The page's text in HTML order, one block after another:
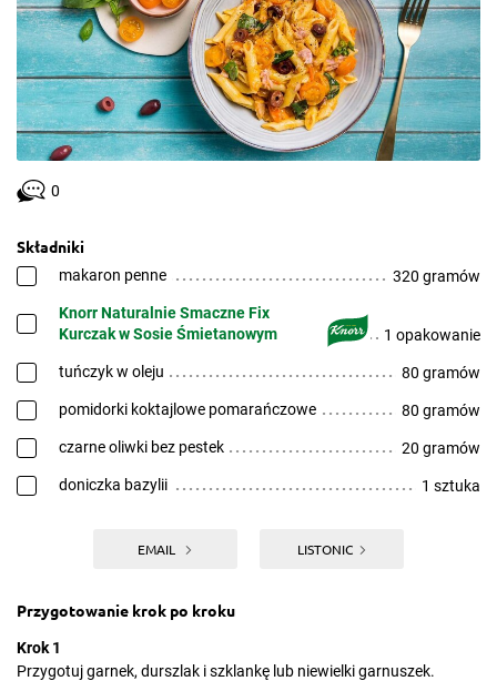
0
Składniki
makaron penne 320 gramów
Knorr Naturalnie Smaczne Fix
Kurczak w Sosie Śmietanowym
1 opakowanie
tuńczyk w oleju 80 gramów
pomidorki koktajlowe pomarańczowe 80 gramów
czarne oliwki bez pestek 20 gramów
doniczka bazylii 1 sztuka
EMAIL LISTONIC
Przygotowanie krok po kroku
Krok 1
Przygotuj garnek, durszlak i szklankę lub niewielki garnuszek.